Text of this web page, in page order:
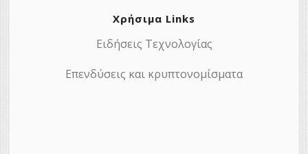
Χρήσιμα Links
Ειδήσεις Τεχνολογίας
Επενδύσεις και κρυπτονομίσματα